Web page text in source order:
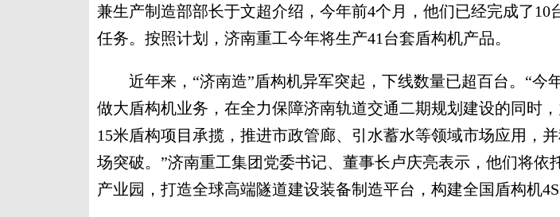
兼生产制造部部长于文超介绍，今年前4个月，他们已经完成了10
任务。按照计划，济南重工今年将生产41台套盾构机产品。
近年来，“济南造”盾构机异军突起，下线数量已超百台。“今
做大盾构机业务，在全力保障济南轨道交通二期规划建设的同时，
15米盾构项目承揽，推进市政管廊、引水蓄水等领域市场应用，
场突破。”济南重工集团党委书记、董事长卢庆亮表示，他们将依
产业园，打造全球高端隧道建设装备制造平台，构建全国盾构机4S